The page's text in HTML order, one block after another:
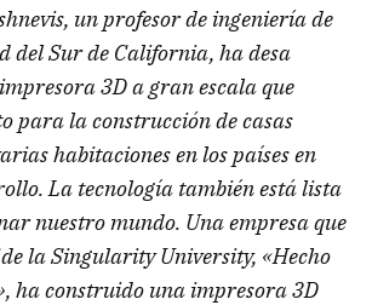
un profesor de ingeniería de
del Sur de California, ha desa
3D a gran escala que
para la construcción de casas
habitaciones en los países en
La tecnología también está lista
nuestro mundo. Una empresa que
la Singularity University, «Hecho
ha construido una impresora 3D